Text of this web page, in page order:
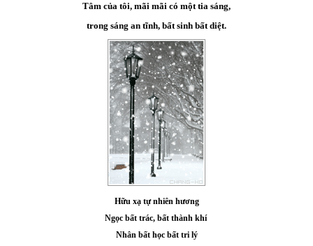
Tâm của tôi, mãi mãi có một tia sáng,
trong sáng an tĩnh, bất sinh bất diệt.
Hữu xạ tự nhiên hương
Ngọc bất trác, bất thành khí
Nhân bất học bất tri lý